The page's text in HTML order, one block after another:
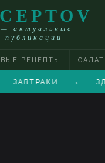
актуальные
РЕЦЕПТЫ
ЗАВТРАКИ >